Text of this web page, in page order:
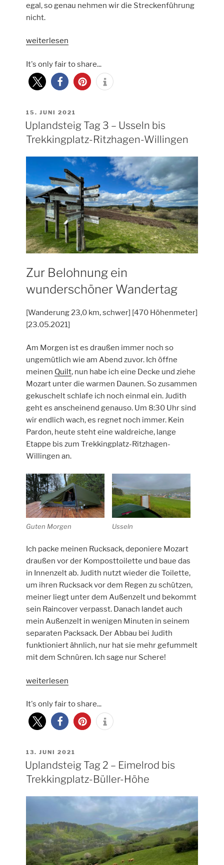
egal, so genau nehmen wir die Streckenführung
nicht.
„Uplandsteig
4
–
Willingen
Trekkingplatz
Schutzhütte
Strombruch“
weiterlesen
It's only fair to share...
VERÖFFENTLICHT
AM
15. JUNI 2021
Uplandsteig Tag 3 – Usseln bis
Trekkingplatz-Ritzhagen-Willingen
Zur Belohnung ein
wunderschöner Wandertag
[Wanderung 23,0 km, schwer] [470 Höhenmeter]
[23.05.2021]
Am Morgen ist es draußen immer noch so
ungemütlich wie am Abend zuvor. Ich öffne
meinen Quilt, nun habe ich eine Decke und ziehe
Mozart unter die warmen Daunen. So zusammen
gekuschelt schlafe ich noch einmal ein. Judith
geht es anscheinend genauso. Um 8:30 Uhr sind
wir endlich wach, es regnet noch immer. Kein
Pardon, heute steht eine waldreiche, lange
Etappe bis zum Trekkingplatz-Ritzhagen-
Willingen an.
Guten Morgen Usseln
Ich packe meinen Rucksack, deponiere Mozart
draußen vor der Komposttoilette und baue das
in Innenzelt ab. Judith nutzt wieder die Toilette,
um ihren Rucksack vor dem Regen zu schützen,
meiner liegt unter dem Außenzelt und bekommt
sein Raincover verpasst. Danach landet auch
mein Außenzelt in wenigen Minuten in seinem
separaten Packsack. Der Abbau bei Judith
funktioniert ähnlich, nur hat sie mehr gefummelt
mit dem Schnüren. Ich sage nur Schere!
„Uplandsteig
3
–
Usseln
Trekkingplatz-
Ritzhagen-
Willingen“
weiterlesen
It's only fair to share...
VERÖFFENTLICHT
AM
13. JUNI 2021
Uplandsteig Tag 2 – Eimelrod bis
Trekkingplatz-Büller-Höhe